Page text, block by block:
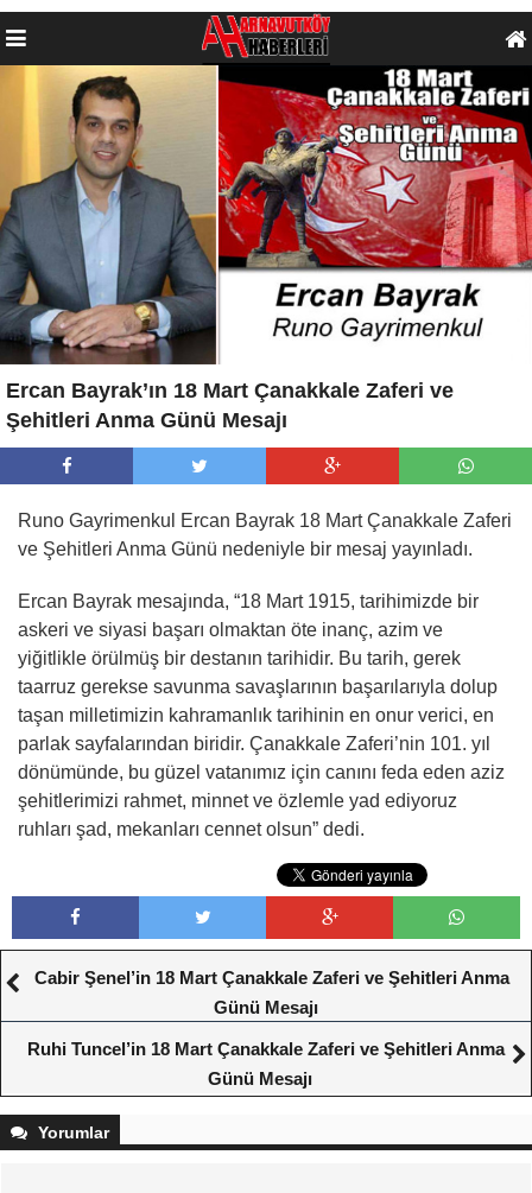
Ercan Bayrak’ın 18 Mart Çanakkale Zaferi ve
Şehitleri Anma Günü Mesajı
Runo Gayrimenkul Ercan Bayrak 18 Mart Çanakkale Zaferi
ve Şehitleri Anma Günü nedeniyle bir mesaj yayınladı.
Ercan Bayrak mesajında, “18 Mart 1915, tarihimizde bir
askeri ve siyasi başarı olmaktan öte inanç, azim ve
yiğitlikle örülmüş bir destanın tarihidir. Bu tarih, gerek
taarruz gerekse savunma savaşlarının başarılarıyla dolup
taşan milletimizin kahramanlık tarihinin en onur verici, en
parlak sayfalarından biridir. Çanakkale Zaferi’nin 101. yıl
dönümünde, bu güzel vatanımız için canını feda eden aziz
şehitlerimizi rahmet, minnet ve özlemle yad ediyoruz
ruhları şad, mekanları cennet olsun” dedi.
Cabir Şenel’in 18 Mart Çanakkale Zaferi ve Şehitleri Anma
Günü Mesajı
Ruhi Tuncel’in 18 Mart Çanakkale Zaferi ve Şehitleri Anma
Günü Mesajı
Yorumlar